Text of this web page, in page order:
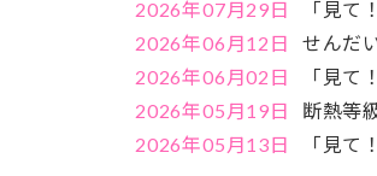
2026年07月29日
「見
2026年06月12日
せんだ
2026年06月02日
「見
2026年05月19日
断熱等
2026年05月13日
「見